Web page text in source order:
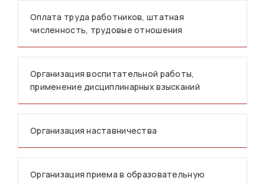
Оплата труда работников, штатная
численность, трудовые отношения
Организация воспитательной работы,
применение дисциплинарных взысканий
Организация наставничества
Организация приема в образовательную